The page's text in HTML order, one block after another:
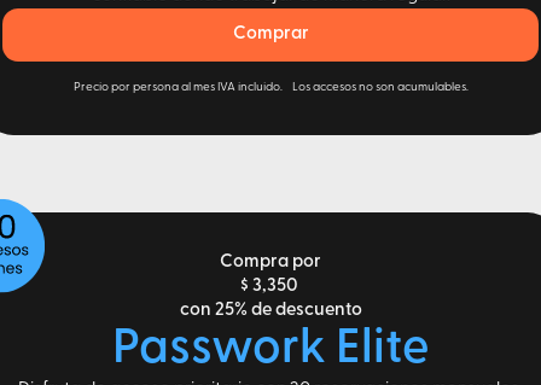
Comprar
Precio por persona al mes IVA incluido. Los accesos no son acumulables.
Compra por
$ 3,350
con 25% de descuento
Passwork Elite